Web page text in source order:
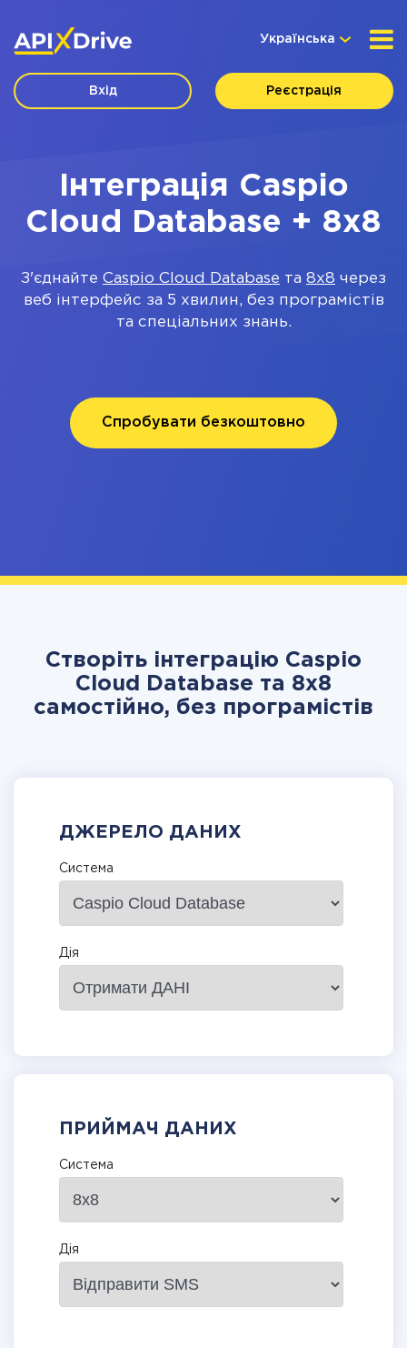
Українська
Вхід Реєстрація
Інтеграція Caspio
Cloud Database + 8x8
З'єднайте Caspio Cloud Database та 8x8 через
веб інтерфейс за 5 хвилин, без програмістів
та спеціальних знань.
Спробувати безкоштовно
Створіть інтеграцію Caspio
Cloud Database та 8x8
самостійно, без програмістів
ДЖЕРЕЛО ДАНИХ
Система
Дія
ПРИЙМАЧ ДАНИХ
Система
Дія